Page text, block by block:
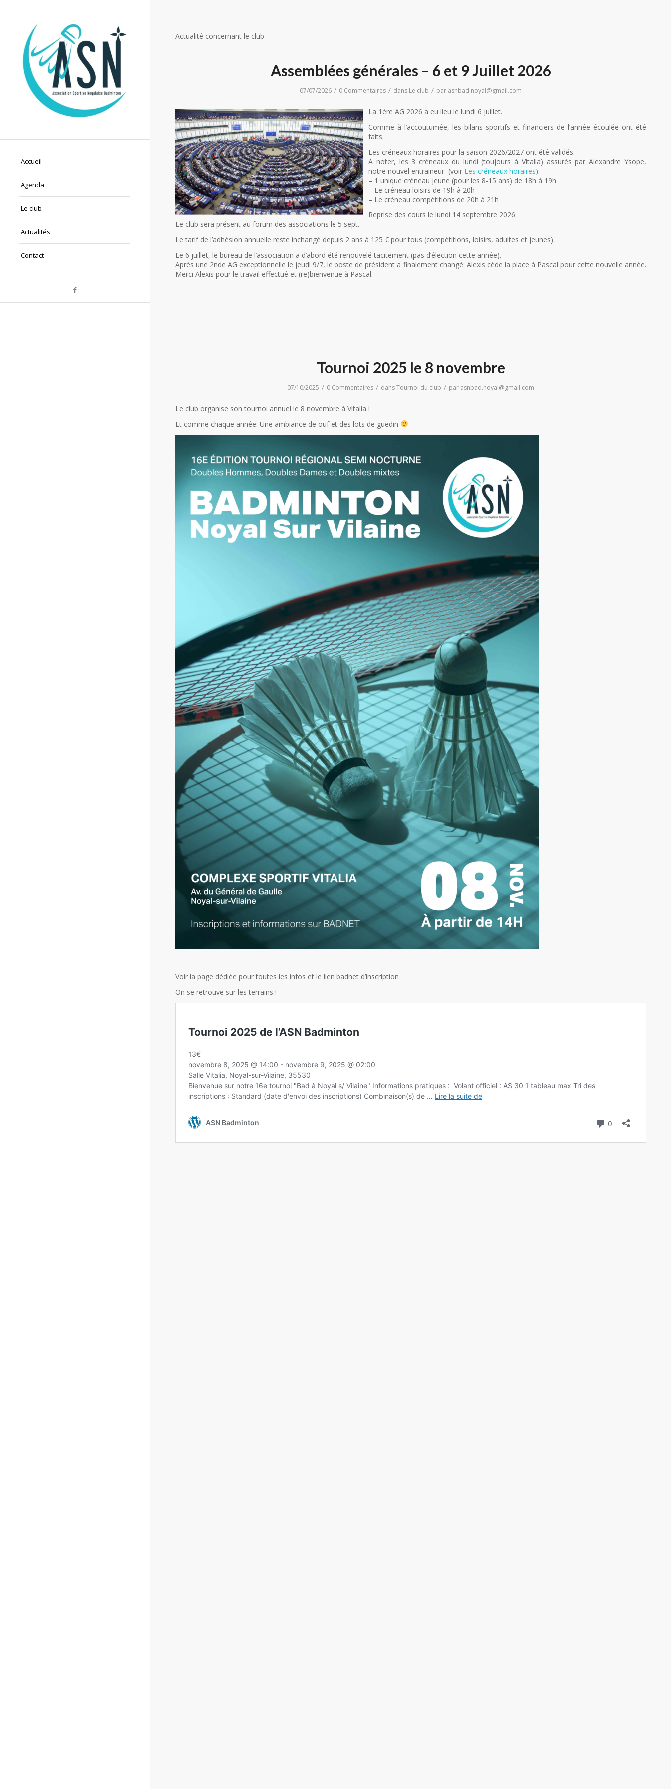
Accueil
Agenda
Le club
Actualités
Contact
Actualité concernant le club
Assemblées générales – 6 et 9 Juillet 2026
07/07/2026 / 0 Commentaires / dans Le club / par asnbad.noyal@gmail.com
La 1ère AG 2026 a eu lieu le lundi 6 juillet.
Comme à l’accoutumée, les bilans sportifs et financiers de l’année écoulée ont été
faits.
Les créneaux horaires pour la saison 2026/2027 ont été validés.
A noter, les 3 créneaux du lundi (toujours à Vitalia) assurés par Alexandre Ysope,
notre nouvel entraineur (voir Les créneaux horaires):
– 1 unique créneau jeune (pour les 8-15 ans) de 18h à 19h
– Le créneau loisirs de 19h à 20h
– Le créneau compétitions de 20h à 21h
Reprise des cours le lundi 14 septembre 2026.
Le club sera présent au forum des associations le 5 sept.
Le tarif de l’adhésion annuelle reste inchangé depuis 2 ans à 125 € pour tous (compétitions, loisirs, adultes et jeunes).
Le 6 juillet, le bureau de l’association a d’abord été renouvelé tacitement (pas d’élection cette année).
Après une 2nde AG exceptionnelle le jeudi 9/7, le poste de président a finalement changé: Alexis cède la place à Pascal pour cette nouvelle année.
Merci Alexis pour le travail effectué et (re)bienvenue à Pascal.
Tournoi 2025 le 8 novembre
07/10/2025 / 0 Commentaires / dansTournoi du club / par asnbad.noyal@gmail.com
Le club organise son tournoi annuel le 8 novembre à Vitalia !
Et comme chaque année: Une ambiance de ouf et des lots de guedin
Voir la page dédiée pour toutes les infos et le lien badnet d’inscription
On se retrouve sur les terrains !